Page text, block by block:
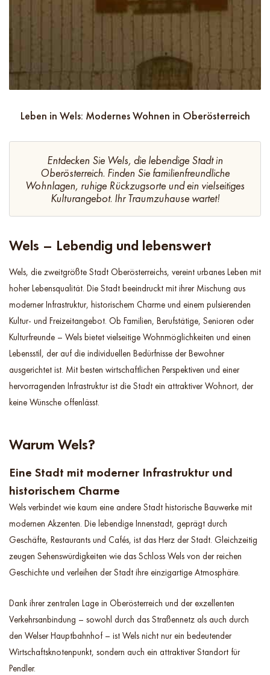
Leben in Wels: Modernes Wohnen in Oberösterreich
Entdecken Sie Wels, die lebendige Stadt in
Oberösterreich. Finden Sie familienfreundliche
Wohnlagen, ruhige Rückzugsorte und ein vielseitiges
Kulturangebot. Ihr Traumzuhause wartet!
Wels – Lebendig und lebenswert
Wels, die zweitgrößte Stadt Oberösterreichs, vereint urbanes Leben mit
hoher Lebensqualität. Die Stadt beeindruckt mit ihrer Mischung aus
moderner Infrastruktur, historischem Charme und einem pulsierenden
Kultur- und Freizeitangebot. Ob Familien, Berufstätige, Senioren oder
Kulturfreunde – Wels bietet vielseitige Wohnmöglichkeiten und einen
Lebensstil, der auf die individuellen Bedürfnisse der Bewohner
ausgerichtet ist. Mit besten wirtschaftlichen Perspektiven und einer
hervorragenden Infrastruktur ist die Stadt ein attraktiver Wohnort, der
keine Wünsche offenlässt.
Warum Wels?
Eine Stadt mit moderner Infrastruktur und
historischem Charme
Wels verbindet wie kaum eine andere Stadt historische Bauwerke mit
modernen Akzenten. Die lebendige Innenstadt, geprägt durch
Geschäfte, Restaurants und Cafés, ist das Herz der Stadt. Gleichzeitig
zeugen Sehenswürdigkeiten wie das Schloss Wels von der reichen
Geschichte und verleihen der Stadt ihre einzigartige Atmosphäre.
Dank ihrer zentralen Lage in Oberösterreich und der exzellenten
Verkehrsanbindung – sowohl durch das Straßennetz als auch durch
den Welser Hauptbahnhof – ist Wels nicht nur ein bedeutender
Wirtschaftsknotenpunkt, sondern auch ein attraktiver Standort für
Pendler.